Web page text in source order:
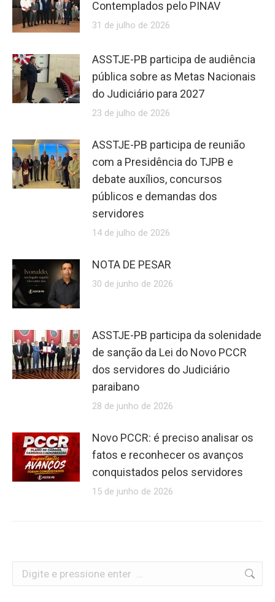
Contemplados pelo PINAV
31 de julho de 2026
ASSTJE-PB participa de audiência
pública sobre as Metas Nacionais
do Judiciário para 2027
23 de julho de 2026
ASSTJE-PB participa de reunião
com a Presidência do TJPB e
debate auxílios, concursos
públicos e demandas dos
servidores
14 de julho de 2026
NOTA DE PESAR
30 de junho de 2026
ASSTJE-PB participa da solenidade
de sanção da Lei do Novo PCCR
dos servidores do Judiciário
paraibano
28 de junho de 2026
Novo PCCR: é preciso analisar os
fatos e reconhecer os avanços
conquistados pelos servidores
15 de junho de 2026
Search: